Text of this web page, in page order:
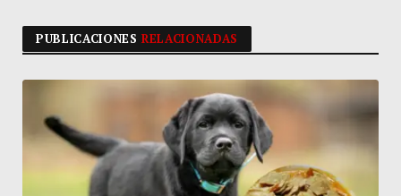
PUBLICACIONESRELACIONADAS